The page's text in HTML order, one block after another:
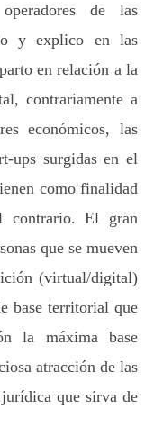
de las
y explico en las
en relación a la
contrariamente a
económicos, las
ups surgidas en el
como finalidad
contrario. El gran
que se mueven
(virtual/digital)
base territorial que
la máxima base
atracción de las
que sirva de